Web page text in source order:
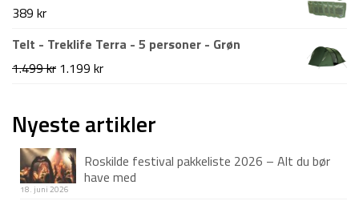
389 kr
Telt - Treklife Terra - 5 personer - Grøn
1.499kr Den
pris
1.499 kr.
1.199 krDen
pris
1.199 kr.
Nyeste artikler
Roskilde festival pakkeliste 2026 – Alt du bør
have med
18. juni 2026